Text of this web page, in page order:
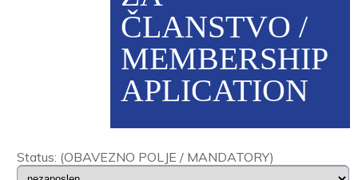
ČLANSTVO /
MEMBERSHIP
APLICATION
Status: (OBAVEZNO POLJE / MANDATORY)